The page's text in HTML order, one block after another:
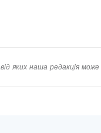
яких наша редакція